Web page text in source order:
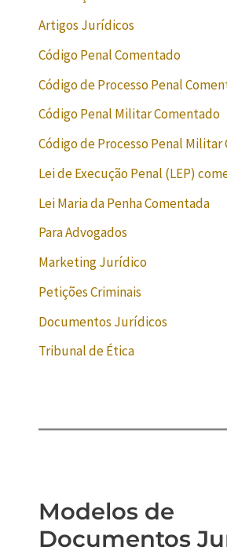
Artigos Jurídicos
Código Penal Comentado
Código de Processo Penal
Código Penal Militar Comentado
Código de Processo Penal
Lei de Execução Penal (LEP)
Lei Maria da Penha Comentada
Para Advogados
Marketing Jurídico
Petições Criminais
Documentos Jurídicos
Tribunal de Ética
Modelos de
Documentos